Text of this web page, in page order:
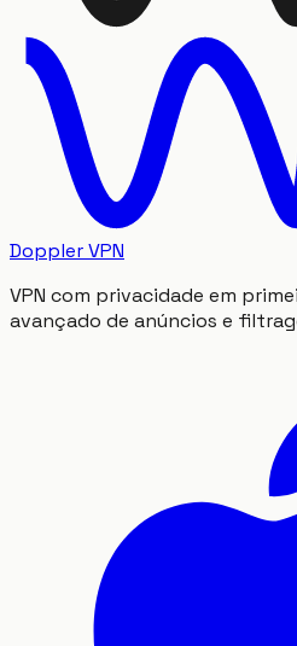
Doppler VPN
VPN com privacidade em
avançado de anúncios e